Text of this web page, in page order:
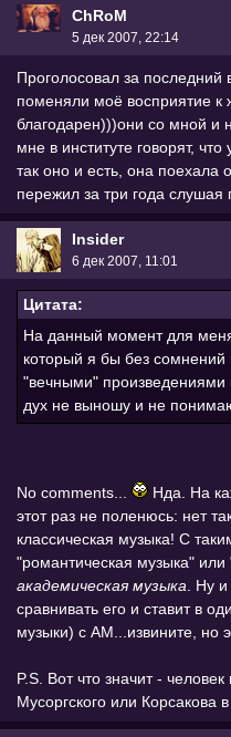
СhRoM
5 дек 2007, 22:14
Проголосовал за
поменяли моё восприятие к
благодарен)))они со мной и
мне в институте говорят,
так оно и есть, она поехала
пережил за три года слушая
Insider
6 дек 2007, 11:01
Цитата:
На данный момент для
который я бы без сомнений
"вечными" произведениями
дух не выношу и не
No comments...
Нда. На
этот раз не поленюсь: нет
классическая музыка! С
"романтическая музыка" или
академическая музыка . Ну
сравнивать его и ставит в
музыки) с АМ...извините, но
P.S. Вот что значит -
Мусоргского или Корсакова